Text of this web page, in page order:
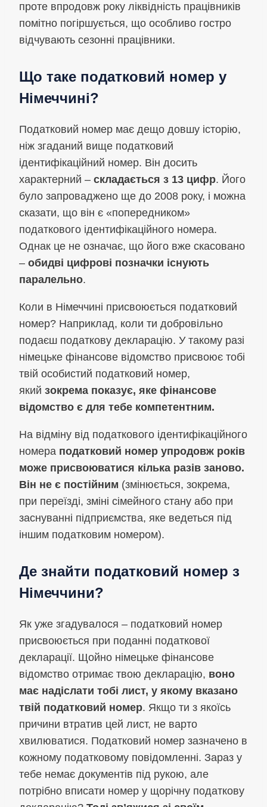
проте впродовж року ліквідність працівників
помітно погіршується, що особливо гостро
відчувають сезонні працівники.
Що таке податковий номер у
Німеччині?
Податковий номер має дещо довшу історію,
ніж згаданий вище податковий
ідентифікаційний номер. Він досить
характерний – складається з 13 цифр. Його
було запроваджено ще до 2008 року, і можна
сказати, що він є «попередником»
податкового ідентифікаційного номера.
Однак це не означає, що його вже скасовано
– обидві цифрові позначки існують
паралельно.
Коли в Німеччині присвоюється податковий
номер? Наприклад, коли ти добровільно
подаєш податкову декларацію. У такому разі
німецьке фінансове відомство присвоює тобі
твій особистий податковий номер,
який зокрема показує, яке фінансове
відомство є для тебе компетентним.
На відміну від податкового ідентифікаційного
номера податковий номер упродовж років
може присвоюватися кілька разів заново.
Він не є постійним (змінюється, зокрема,
при переїзді, зміні сімейного стану або при
заснуванні підприємства, яке ведеться під
іншим податковим номером).
Де знайти податковий номер з
Німеччини?
Як уже згадувалося – податковий номер
присвоюється при поданні податкової
декларації. Щойно німецьке фінансове
відомство отримає твою декларацію, воно
має надіслати тобі лист, у якому вказано
твій податковий номер. Якщо ти з якоїсь
причини втратив цей лист, не варто
хвилюватися. Податковий номер зазначено в
кожному податковому повідомленні. Зараз у
тебе немає документів під рукою, але
потрібно вписати номер у щорічну податкову